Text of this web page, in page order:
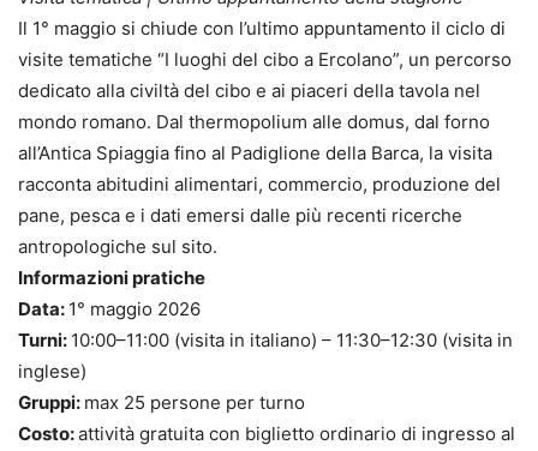
Il 1° maggio si chiude con l’ultimo appuntamento il ciclo di
visite tematiche “I luoghi del cibo a Ercolano”, un percorso
dedicato alla civiltà del cibo e ai piaceri della tavola nel
mondo romano. Dal thermopolium alle domus, dal forno
all’Antica Spiaggia fino al Padiglione della Barca, la visita
racconta abitudini alimentari, commercio, produzione del
pane, pesca e i dati emersi dalle più recenti ricerche
antropologiche sul sito.
Informazioni pratiche
Data: 1° maggio 2026
Turni: 10:00–11:00 (visita in italiano) – 11:30–12:30 (visita in
inglese)
Gruppi: max 25 persone per turno
Costo:attività gratuita con biglietto ordinario di ingresso al